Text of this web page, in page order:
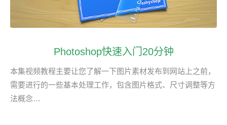
Photoshop快速入门20分钟
本集视频教程主要让您了解一下图片素材发布到网站上之前，
需要进行的一些基本处理工作，包含图片格式、尺寸调整等方
法概念…